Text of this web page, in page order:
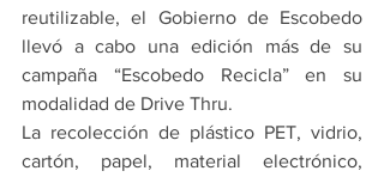
reutilizable, el Gobierno de Escobedo
llevó a cabo una edición más de su
campaña “Escobedo Recicla” en su
modalidad de Drive Thru.
La recolección de plástico PET, vidrio,
cartón, papel, material electrónico,